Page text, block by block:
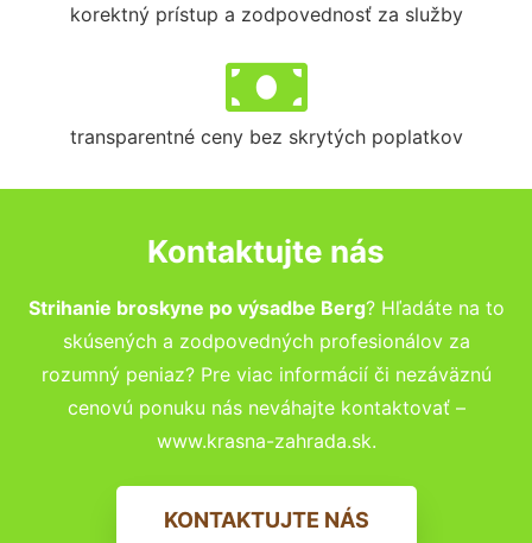
korektný prístup a zodpovednosť za služby
transparentné ceny bez skrytých poplatkov
Kontaktujte nás
Strihanie broskyne po výsadbe Berg? Hľadáte na to
skúsených a zodpovedných profesionálov za
rozumný peniaz? Pre viac informácií či nezáväznú
cenovú ponuku nás neváhajte kontaktovať –
www.krasna-zahrada.sk.
KONTAKTUJTE NÁS